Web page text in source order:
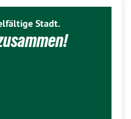
Stadt.